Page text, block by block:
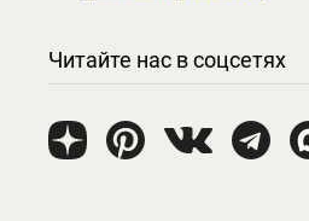
Читайте нас в соцсетях